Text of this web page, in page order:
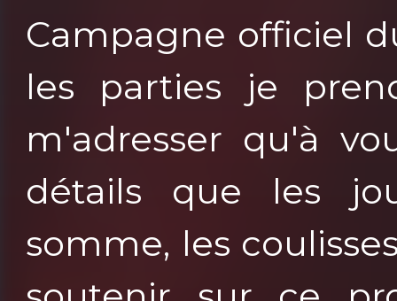
Campagne officiel
les parties je
m'adresser qu'à
détails que les
somme, les